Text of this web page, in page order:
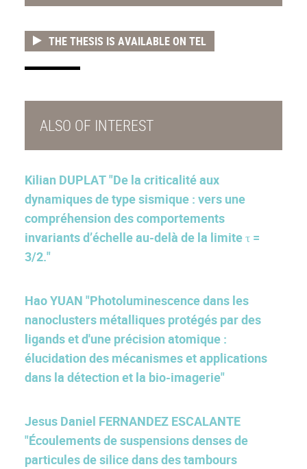
THE THESIS IS AVAILABLE ON TEL
ALSO OF INTEREST
Kilian DUPLAT "De la criticalité aux
dynamiques de type sismique : vers une
compréhension des comportements
invariants d’échelle au-delà de la limite τ =
3/2."
Hao YUAN "Photoluminescence dans les
nanoclusters métalliques protégés par des
ligands et d'une précision atomique :
élucidation des mécanismes et applications
dans la détection et la bio-imagerie"
Jesus Daniel FERNANDEZ ESCALANTE
"Écoulements de suspensions denses de
particules de silice dans des tambours